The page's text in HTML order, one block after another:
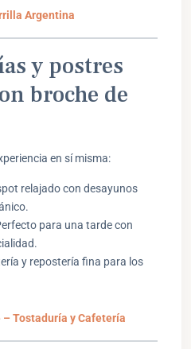
Argentina
y postres
broche de
en sí misma:
relajado con desayunos
para una tarde con
y repostería fina para los
Tostaduría y Cafetería